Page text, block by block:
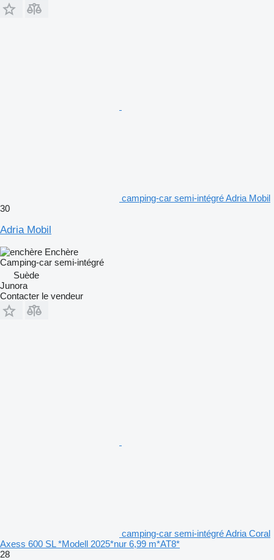
camping-car semi-intégré Adria Mobil
30
Adria Mobil
Enchère
Camping-car semi-intégré
Suède
Junora
Contacter le vendeur
camping-car semi-intégré Adria Coral
Axess 600 SL *Modell 2025*nur 6,99 m*AT8*
28